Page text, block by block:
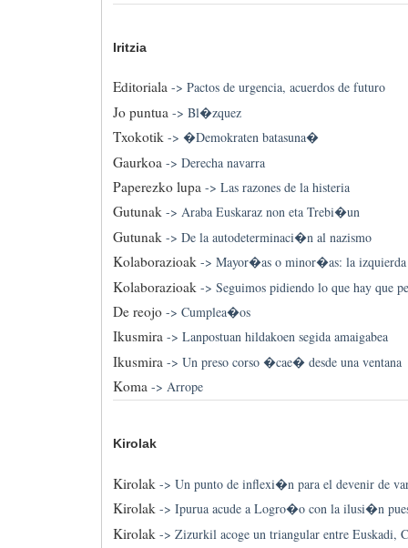
Iritzia
Editoriala-> Pactos de urgencia, acuerdos de futuro
Jo puntua -> Bl�zquez
Txokotik-> �Demokraten batasuna�
Gaurkoa -> Derecha navarra
Paperezko lupa-> Las razones de la histeria
Gutunak-> Araba Euskaraz non eta Trebi�un
Gutunak -> De la autodeterminaci�n al nazismo
Kolaborazioak-> Mayor�as o minor�as: la izquierda
Kolaborazioak -> Seguimos pidiendo lo que hay que
De reojo-> Cumplea�os
Ikusmira-> Lanpostuan hildakoen segida amaigabea
Ikusmira -> Un preso corso �cae� desde una ventana
Koma-> Arrope
Kirolak
Kirolak-> Un punto de inflexi�n para el devenir de
Kirolak-> Ipurua acude a Logro�o con la ilusi�n
Kirolak -> Zizurkil acoge un triangular entre Euskadi,